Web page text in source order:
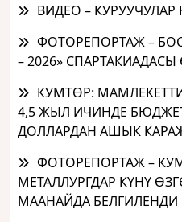
ВИДЕО – КУРУУЧУЛАР
ФОТОРЕПОРТАЖ –
– 2026» СПАРТАКИАДАСЫ
КУМТӨР:
4,5 ЖЫЛ ИЧИНДЕ
ДОЛЛАРДАН АШЫК
ФОТОРЕПОРТАЖ –
МЕТАЛЛУРГДАР КҮНҮ
МААНАЙДА БЕЛГИЛЕНДИ